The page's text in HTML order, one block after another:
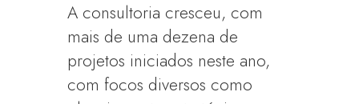
A consultoria cresceu, com
mais de uma dezena de
projetos iniciados neste ano,
com focos diversos como